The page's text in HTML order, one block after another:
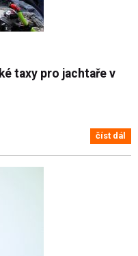
taxy pro jachtaře v
číst dál